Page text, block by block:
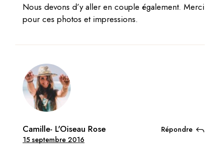
Nous devons d’y aller en couple également. Merci
pour ces photos et impressions.
Camille- L'Oiseau Rose
15 septembre 2016
Répondre